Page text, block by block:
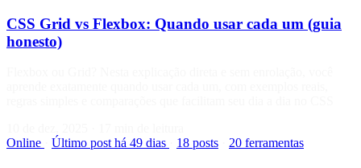
CSS Grid vs Flexbox: Quando usar cada um (guia
honesto)
Online
Último post há 49 dias 18 posts 20 ferramentas